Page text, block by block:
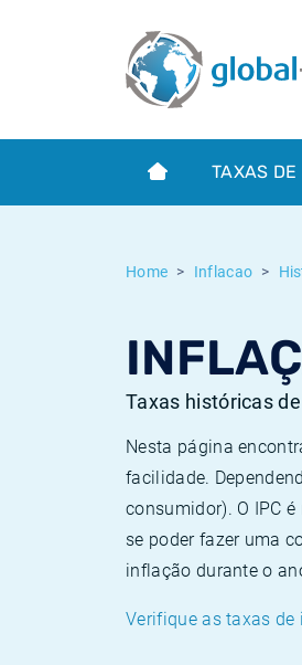
TAXAS DE
Home Inflacao
Taxas históricas
Nesta página
facilidade.
consumidor). O IPC
se poder fazer uma
inflação durante o
Verifique as taxas
Term SOFR
O que é a inflação do IPC?
O que é a inflação do IHPC?
Taxas Euribor históricas
Taxas ESTER históricas
Taxas de inflação históricas
Calculadora de inflação